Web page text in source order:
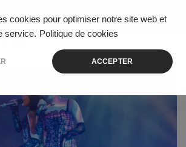
cookies pour optimiser notre site web et
service. Politique de cookies
ACCEPTER